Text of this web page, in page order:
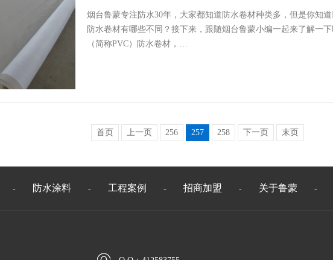
烟台鲁蒙专注防水30年，大家都知道防水卷材种类多，但是你知
防水卷材有哪些不同？接下来，跟随烟台鲁蒙小编一起来了解一
（简称PVC）防水卷材，…
首页 上一页 256 257 258 下一页 末页
- 防水涂料 - 工程案例 - 招商加盟 - 关于鲁蒙 -